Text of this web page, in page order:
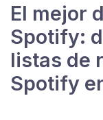
El mejor
Spotify:
listas de
Spotify